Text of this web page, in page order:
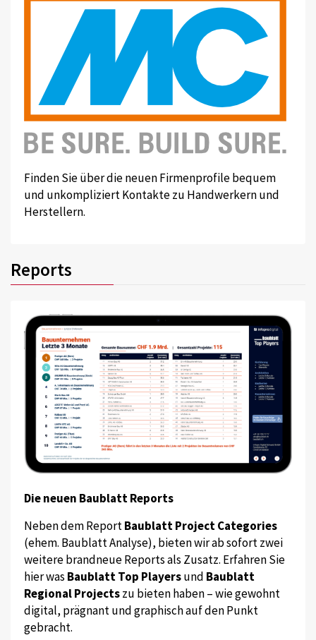
Finden Sie über die neuen Firmenprofile bequem
und unkompliziert Kontakte zu Handwerkern und
Herstellern.
Reports
Die neuen Baublatt Reports
Neben dem ReportBaublatt Project Categories
(ehem. Baublatt Analyse), bieten wir ab sofort zwei
weitere brandneue Reports als Zusatz. Erfahren Sie
hier was Baublatt Top Playersund Baublatt
Regional Projectszu bieten haben – wie gewohnt
digital, prägnant und graphisch auf den Punkt
gebracht.